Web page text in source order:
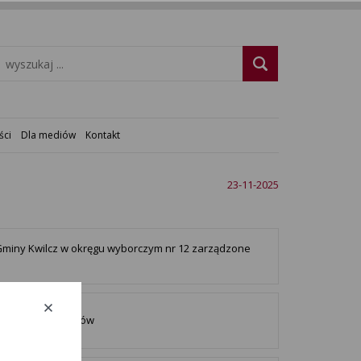
Dla mediów Kontakt
23-11-2025
Kwilcz w okręgu wyborczym nr 12 zarządzone
Dołhobyczów